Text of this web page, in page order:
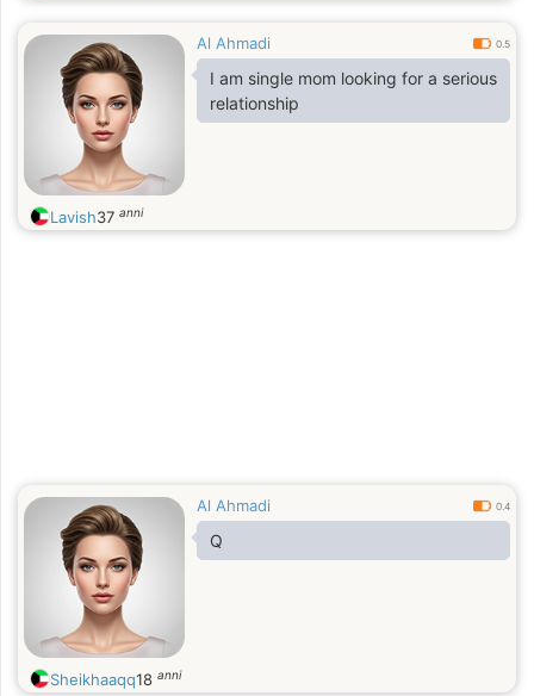
Al Ahmadi 0.5
I am single mom looking for a serious
relationship
Lavish37 anni
Al Ahmadi 0.4
Q
Sheikhaaqq18 anni